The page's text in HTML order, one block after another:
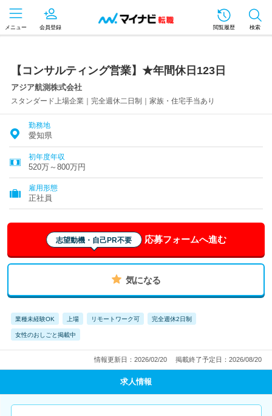
メニュー 会員登録 閲覧履歴 検索
【コンサルティング営業】★年間休日123日
アジア航測株式会社
スタンダード上場企業｜完全週休二日制｜家族・住宅手当あり
勤務地
愛知県
初年度年収
520万～800万円
雇用形態
正社員
志望動機・自己PR不要 応募フォームへ進む
気になる
業種未経験OK 上場 リモートワーク可 完全週休2日制
女性のおしごと掲載中
情報更新日：2026/02/20 掲載終了予定日：2026/08/20
求人情報